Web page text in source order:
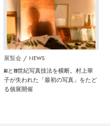
展覧会 NEWS
AIと19世紀写真技法を横断。村上華
子が失われた「最初の写真」をたど
る個展開催